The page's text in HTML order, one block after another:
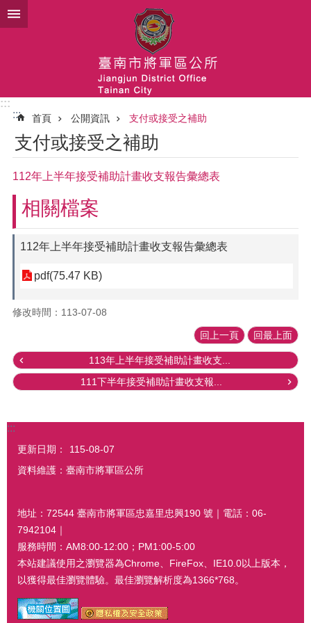
跳到主要內容區塊
:::
:::
首頁 公開資訊 支付或接受之補助
支付或接受之補助
112年上半年接受補助計畫收支報告彙總表
相關檔案
112年上半年接受補助計畫收支報告彙總表
pdf(75.47 KB)
修改時間：113-07-08
回上一頁 回最上面
113年上半年接受補助計畫收支...
111下半年接受補助計畫收支報...
:::
更新日期：
115-08-07
資料維護：臺南市將軍區公所
地址：72544 臺南市將軍區忠嘉里忠興190 號｜電話：06-
7942104｜
服務時間：AM8:00-12:00；PM1:00-5:00
本站建議使用之瀏覽器為Chrome、FireFox、IE10.0以上版本，
以獲得最佳瀏覽體驗。最佳瀏覽解析度為1366*768。